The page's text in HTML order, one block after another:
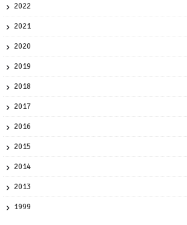
2022
2021
2020
2019
2018
2017
2016
2015
2014
2013
1999